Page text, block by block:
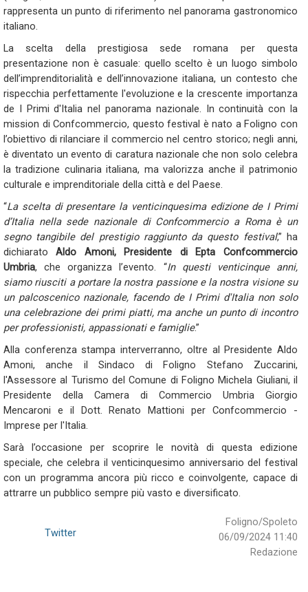
rappresenta un punto di riferimento nel panorama gastronomico
italiano.
La scelta della prestigiosa sede romana per questa
presentazione non è casuale: quello scelto è un luogo simbolo
dell’imprenditorialità e dell’innovazione italiana, un contesto che
rispecchia perfettamente l'evoluzione e la crescente importanza
de I Primi d'Italia nel panorama nazionale. In continuità con la
mission di Confcommercio, questo festival è nato a Foligno con
l’obiettivo di rilanciare il commercio nel centro storico; negli anni,
è diventato un evento di caratura nazionale che non solo celebra
la tradizione culinaria italiana, ma valorizza anche il patrimonio
culturale e imprenditoriale della città e del Paese.
“La scelta di presentare la venticinquesima edizione de I Primi
d’Italia nella sede nazionale di Confcommercio a Roma è un
segno tangibile del prestigio raggiunto da questo festival,” ha
dichiaratoAldo Amoni, Presidente di Epta Confcommercio
Umbria, che organizza l’evento. “In questi venticinque anni,
siamo riusciti a portare la nostra passione e la nostra visione su
un palcoscenico nazionale, facendo de I Primi d'Italia non solo
una celebrazione dei primi piatti, ma anche un punto di incontro
per professionisti, appassionati e famiglie.”
Alla conferenza stampa interverranno, oltre al Presidente Aldo
Amoni, anche il Sindaco di Foligno Stefano Zuccarini,
l'Assessore al Turismo del Comune di Foligno Michela Giuliani, il
Presidente della Camera di Commercio Umbria Giorgio
Mencaroni e il Dott. Renato Mattioni per Confcommercio -
Imprese per l'Italia.
Sarà l’occasione per scoprire le novità di questa edizione
speciale, che celebra il venticinquesimo anniversario del festival
con un programma ancora più ricco e coinvolgente, capace di
attrarre un pubblico sempre più vasto e diversificato.
Foligno/Spoleto
06/09/2024 11:40
Redazione
Twitter